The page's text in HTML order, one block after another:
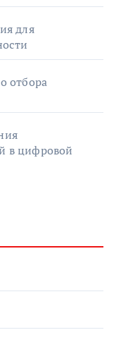
для
отбора
в цифровой